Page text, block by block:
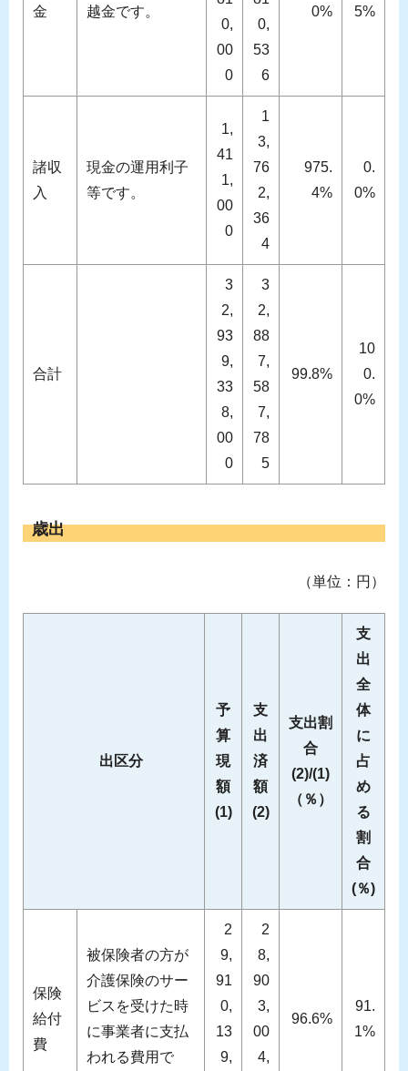
金
越金です。
0,
00
0
0,
53
6
0%
5%
諸収
入
現金の運用利子
等です。
1,
41
1,
00
0
1
3,
76
2,
36
4
975.
4%
0.
0%
合計
3
2,
93
9,
33
8,
00
0
3
2,
88
7,
58
7,
78
5
99.8%
10
0.
0%
歳出
（単位：円）
出区分
予
算
現
額
(1)
支
出
済
額
(2)
支出割
合
(2)/(1)
（％）
支
出
全
体
に
占
め
る
割
合
(％)
保険
給付
費
被保険者の方が
介護保険のサー
ビスを受けた時
に事業者に支払
われる費用で
2
9,
91
0,
13
9,
2
8,
90
3,
00
4,
96.6%
91.
1%